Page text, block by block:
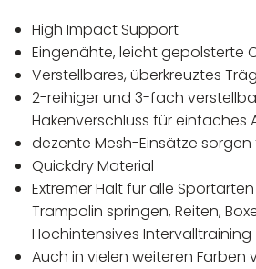
High Impact Support
Eingenähte, leicht gepolsterte
Verstellbares, überkreuztes
2-reihiger und 3-fach
Hakenverschluss für einfaches
dezente Mesh-Einsätze
Quickdry Material
Extremer Halt für alle
Trampolin springen, Reiten,
Hochintensives Intervalltraining
Auch in vielen weiteren Farben